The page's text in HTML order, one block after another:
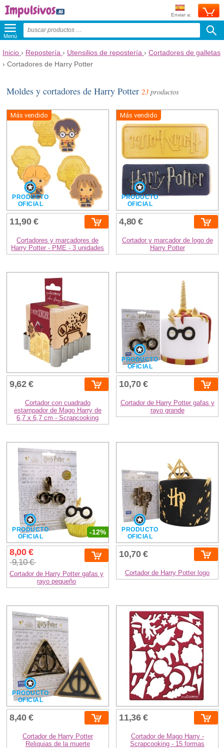
Enviar a:
Menú
Inicio › Repostería › Utensilios de repostería › Cortadores de galletas
› Cortadores de Harry Potter
Moldes y cortadores de Harry Potter23 productos
Más vendido
PRODUCTO
OFICIAL
11,90 €
Cortadores y marcadores de
Harry Potter - PME - 3 unidades
Más vendido
PRODUCTO
OFICIAL
4,80 €
Cortador y marcador de logo de
Harry Potter
9,62 €
Cortador con cuadrado
estampador de Mago Harry de
6,7 x 6,7 cm - Scrapcooking
PRODUCTO
OFICIAL
10,70 €
Cortador de Harry Potter gafas y
rayo grande
-12%
PRODUCTO
OFICIAL
8,00 €
9,10 €
Cortador de Harry Potter gafas y
rayo pequeño
PRODUCTO
OFICIAL
10,70 €
Cortador de Harry Potter logo
PRODUCTO
OFICIAL
8,40 €
Cortador de Harry Potter
Reliquias de la muerte
11,36 €
Cortador de Mago Harry -
Scrapcooking - 15 formas